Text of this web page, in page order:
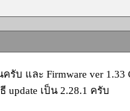
รับ และ Firmware ver 1.33
update เป็น 2.28.1 ครับ